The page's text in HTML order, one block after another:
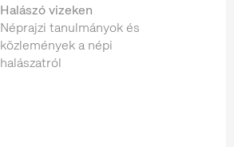
Halászó vizeken
Néprajzi tanulmányok és
közlemények a népi
halászatról